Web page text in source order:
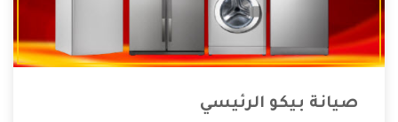
صيانة بيكو الرئيسي